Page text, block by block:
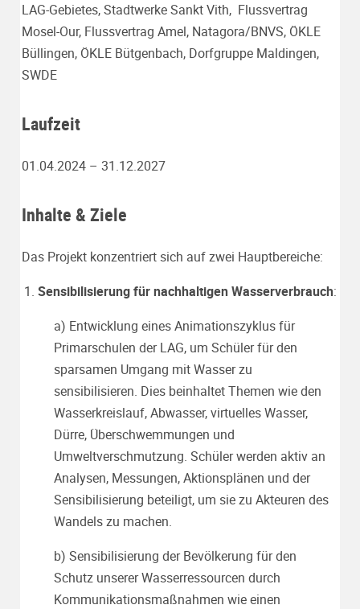
LAG-Gebietes, Stadtwerke Sankt Vith, Flussvertrag
Mosel-Our, Flussvertrag Amel, Natagora/BNVS, ÖKLE
Büllingen, ÖKLE Bütgenbach, Dorfgruppe Maldingen,
SWDE
Laufzeit
01.04.2024 – 31.12.2027
Inhalte & Ziele
Das Projekt konzentriert sich auf zwei Hauptbereiche:
Sensibilisierung für nachhaltigen Wasserverbrauch:
a) Entwicklung eines Animationszyklus für
Primarschulen der LAG, um Schüler für den
sparsamen Umgang mit Wasser zu
sensibilisieren. Dies beinhaltet Themen wie den
Wasserkreislauf, Abwasser, virtuelles Wasser,
Dürre, Überschwemmungen und
Umweltverschmutzung. Schüler werden aktiv an
Analysen, Messungen, Aktionsplänen und der
Sensibilisierung beteiligt, um sie zu Akteuren des
Wandels zu machen.
b) Sensibilisierung der Bevölkerung für den
Schutz unserer Wasserressourcen durch
Kommunikationsmaßnahmen wie einen